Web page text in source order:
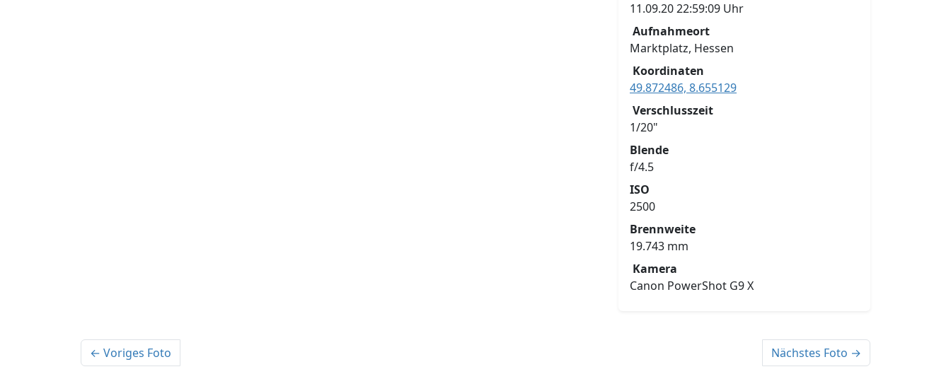
11.09.20 22:59:09 Uhr
Aufnahmeort
Marktplatz, Hessen
Koordinaten
49.872486, 8.655129
Verschlusszeit
1/20"
Blende
f/4.5
ISO
2500
Brennweite
19.743 mm
Kamera
Canon PowerShot G9 X
← Voriges Foto Nächstes Foto →